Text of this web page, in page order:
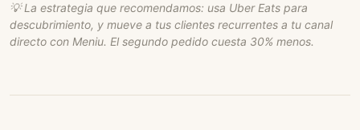
💡 La estrategia que recomendamos: usa Uber Eats para
descubrimiento, y mueve a tus clientes recurrentes a tu canal
directo con Meniu. El segundo pedido cuesta 30% menos.